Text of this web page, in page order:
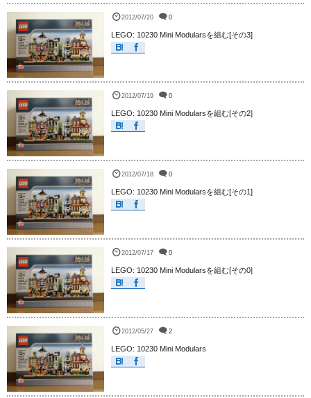
2012/07/20 0
LEGO: 10230 Mini Modularsを組む[その3]
2012/07/19 0
LEGO: 10230 Mini Modularsを組む[その2]
2012/07/18 0
LEGO: 10230 Mini Modularsを組む[その1]
2012/07/17 0
LEGO: 10230 Mini Modularsを組む[その0]
2012/05/27 2
LEGO: 10230 Mini Modulars